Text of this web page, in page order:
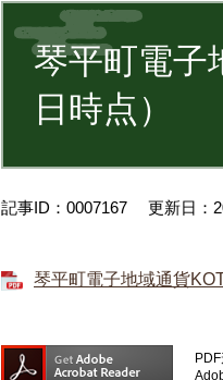
文
琴平町電子
日時点）
記事ID：0007167 更新日：
琴平町電子地域通貨